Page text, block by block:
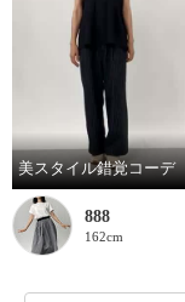
美スタイル錯覚コーデ
888
162cm